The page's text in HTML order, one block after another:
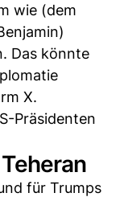
wie (dem
Das könnte
X.
Präsidenten
für Trumps